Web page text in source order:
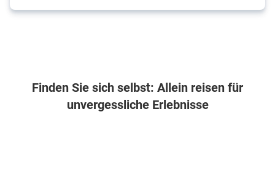
Finden Sie sich selbst: Allein reisen für
unvergessliche Erlebnisse